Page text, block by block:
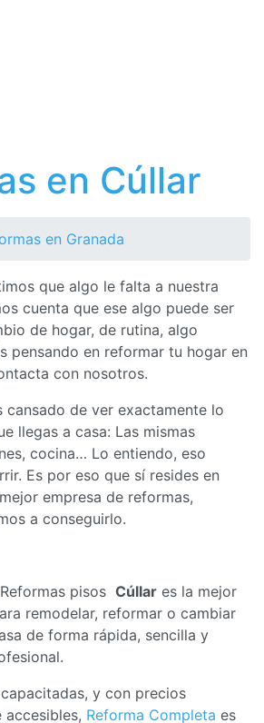
en Cúllar
en Granada
que algo le falta a nuestra
cuenta que ese algo puede ser
de hogar, de rutina, algo
pensando en reformar tu hogar en
con nosotros.
cansado de ver exactamente lo
llegas a casa: Las mismas
cocina… Lo entiendo, eso
Es por eso que sí resides en
empresa de reformas,
a conseguirlo.
pisos Cúllar es la mejor
remodelar, reformar o cambiar
de forma rápida, sencilla y
y con precios
accesibles, Reforma Completa es